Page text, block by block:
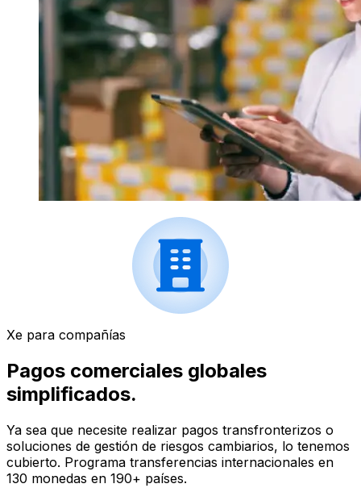
Xe para compañías
Pagos comerciales globales
simplificados.
Ya sea que necesite realizar pagos transfronterizos o
soluciones de gestión de riesgos cambiarios, lo tenemos
cubierto. Programa transferencias internacionales en
130 monedas en 190+ países.